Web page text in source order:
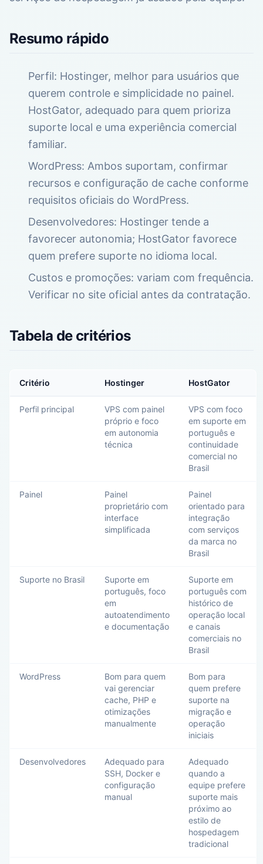
Resumo rápido
Perfil: Hostinger, melhor para usuários que
querem controle e simplicidade no painel.
HostGator, adequado para quem prioriza
suporte local e uma experiência comercial
familiar.
WordPress: Ambos suportam, confirmar
recursos e configuração de cache conforme
requisitos oficiais do WordPress.
Desenvolvedores: Hostinger tende a
favorecer autonomia; HostGator favorece
quem prefere suporte no idioma local.
Custos e promoções: variam com frequência.
Verificar no site oficial antes da contratação.
Tabela de critérios
Critério Hostinger HostGator
Perfil principal
VPS com painel
próprio e foco
em autonomia
técnica
VPS com foco
em suporte em
português e
continuidade
comercial no
Brasil
Painel
Painel
proprietário com
interface
simplificada
Painel
orientado para
integração
com serviços
da marca no
Brasil
Suporte no Brasil
Suporte em
português, foco
em
autoatendimento
e documentação
Suporte em
português com
histórico de
operação local
e canais
comerciais no
Brasil
WordPress
Bom para quem
vai gerenciar
cache, PHP e
otimizações
manualmente
Bom para
quem prefere
suporte na
migração e
operação
iniciais
Desenvolvedores
Adequado para
SSH, Docker e
configuração
manual
Adequado
quando a
equipe prefere
suporte mais
próximo ao
estilo de
hospedagem
tradicional